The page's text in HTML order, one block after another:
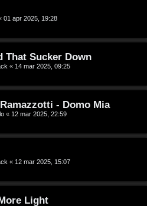
01 apr 2025, 19:28
That Sucker Down
« 14 mar 2025, 09:25
- Domo Mia
« 12 mar 2025, 22:59
« 12 mar 2025, 15:07
Light